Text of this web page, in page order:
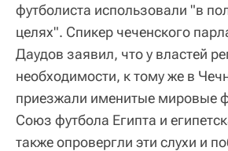
футболиста использовали "в
целях". Спикер чеченского
Даудов заявил, что у властей
необходимости, к тому же в
приезжали именитые мировые
Союз футбола Египта и
также опровергли эти слухи и